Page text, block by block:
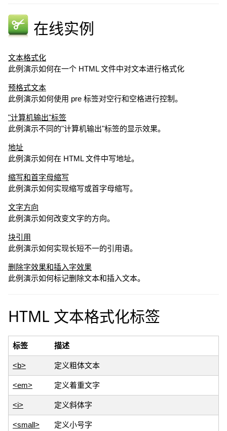
在线实例
文本格式化
此例演示如何在一个 HTML 文件中对文本进行格式化
预格式文本
此例演示如何使用 pre 标签对空行和空格进行控制。
"计算机输出"标签
此例演示不同的"计算机输出"标签的显示效果。
地址
此例演示如何在 HTML 文件中写地址。
缩写和首字母缩写
此例演示如何实现缩写或首字母缩写。
文字方向
此例演示如何改变文字的方向。
块引用
此例演示如何实现长短不一的引用语。
删除字效果和插入字效果
此例演示如何标记删除文本和插入文本。
HTML 文本格式化标签
标签 描述
<b> 定义粗体文本
<em> 定义着重文字
<i> 定义斜体字
<small> 定义小号字